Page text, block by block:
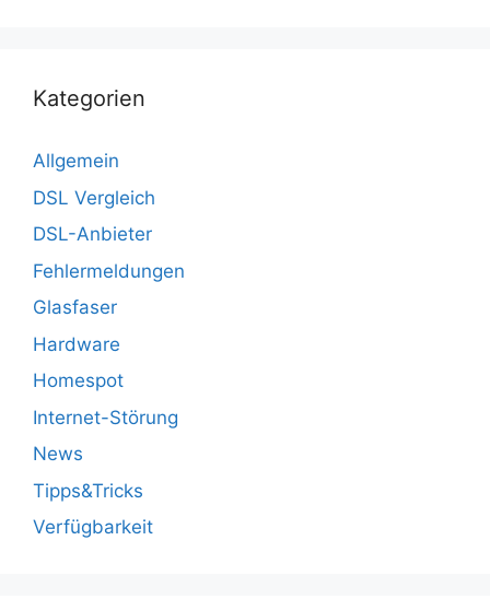
Kategorien
Allgemein
DSL Vergleich
DSL-Anbieter
Fehlermeldungen
Glasfaser
Hardware
Homespot
Internet-Störung
News
Tipps&Tricks
Verfügbarkeit